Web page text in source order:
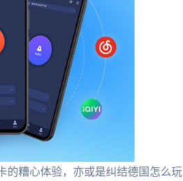
的糟心体验，亦或是纠结德国怎么玩